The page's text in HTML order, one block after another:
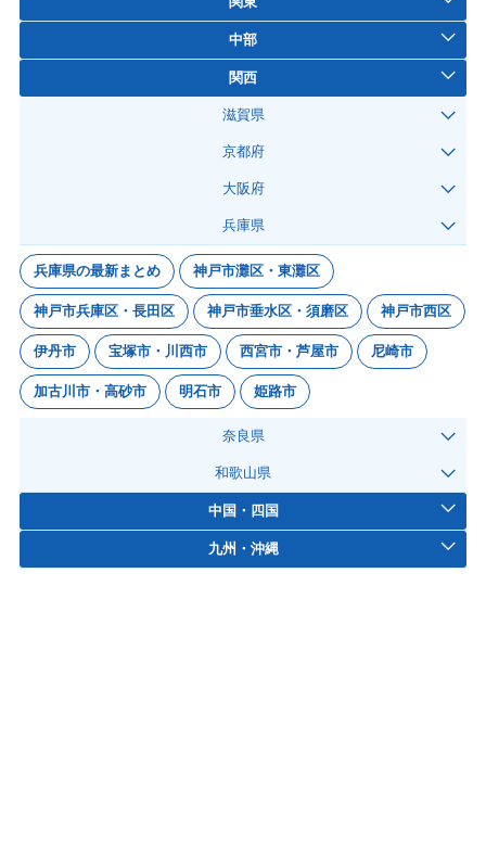
中部
関西
滋賀県
京都府
大阪府
兵庫県
兵庫県の最新まとめ 神戸市灘区・東灘区
神戸市兵庫区・長田区 神戸市垂水区・須磨区 神戸市西区
伊丹市 宝塚市・川西市 西宮市・芦屋市 尼崎市
加古川市・高砂市 明石市 姫路市
奈良県
和歌山県
中国・四国
九州・沖縄